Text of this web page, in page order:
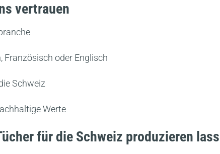
vertrauen
Französisch oder Englisch
Schweiz
Werte
für die Schweiz produzieren